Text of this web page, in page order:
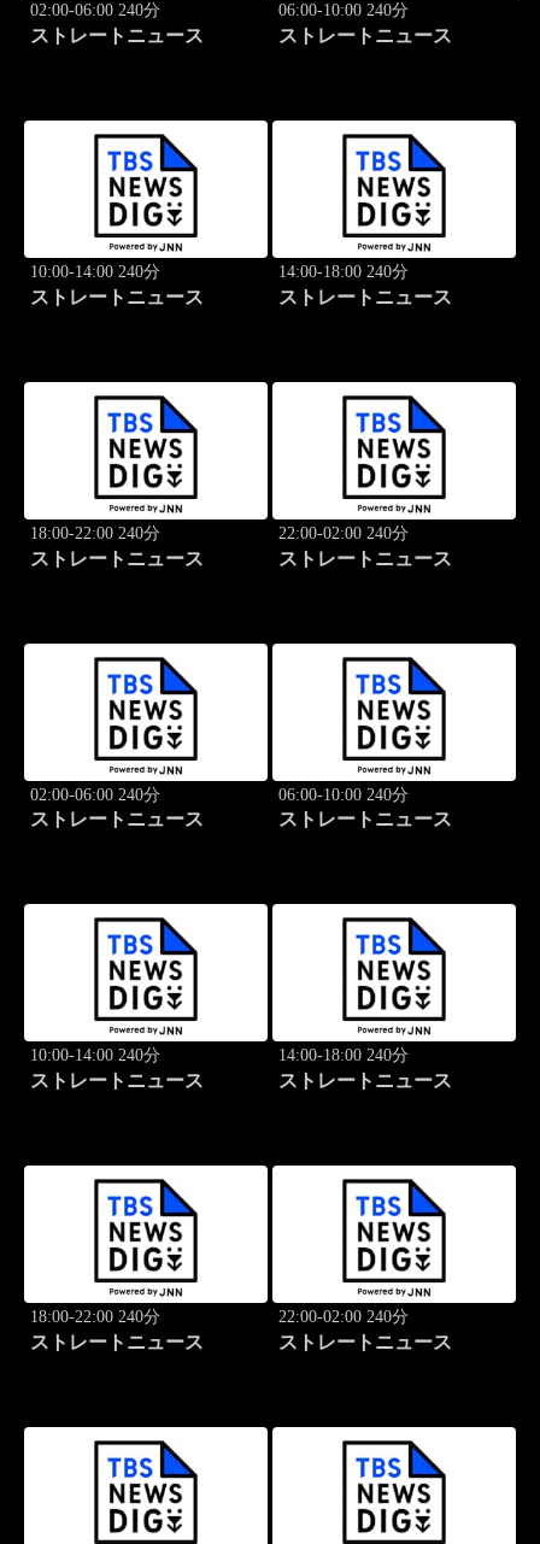
02:00-06:00 240分
ストレートニュース
06:00-10:00 240分
ストレートニュース
10:00-14:00 240分
ストレートニュース
14:00-18:00 240分
ストレートニュース
18:00-22:00 240分
ストレートニュース
22:00-02:00 240分
ストレートニュース
02:00-06:00 240分
ストレートニュース
06:00-10:00 240分
ストレートニュース
10:00-14:00 240分
ストレートニュース
14:00-18:00 240分
ストレートニュース
18:00-22:00 240分
ストレートニュース
22:00-02:00 240分
ストレートニュース